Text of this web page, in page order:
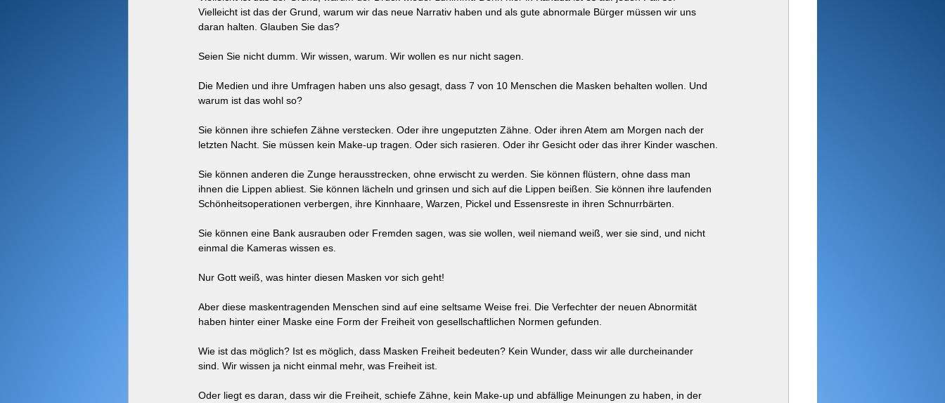
Vielleicht ist das der Grund, warum wir das neue Narrativ haben und als gute abnormale Bürger müssen wir uns
daran halten. Glauben Sie das?
Seien Sie nicht dumm. Wir wissen, warum. Wir wollen es nur nicht sagen.
Die Medien und ihre Umfragen haben uns also gesagt, dass 7 von 10 Menschen die Masken behalten wollen. Und
warum ist das wohl so?
Sie können ihre schiefen Zähne verstecken. Oder ihre ungeputzten Zähne. Oder ihren Atem am Morgen nach der
letzten Nacht. Sie müssen kein Make-up tragen. Oder sich rasieren. Oder ihr Gesicht oder das ihrer Kinder waschen.
Sie können anderen die Zunge herausstrecken, ohne erwischt zu werden. Sie können flüstern, ohne dass man
ihnen die Lippen abliest. Sie können lächeln und grinsen und sich auf die Lippen beißen. Sie können ihre laufenden
Schönheitsoperationen verbergen, ihre Kinnhaare, Warzen, Pickel und Essensreste in ihren Schnurrbärten.
Sie können eine Bank ausrauben oder Fremden sagen, was sie wollen, weil niemand weiß, wer sie sind, und nicht
einmal die Kameras wissen es.
Nur Gott weiß, was hinter diesen Masken vor sich geht!
Aber diese maskentragenden Menschen sind auf eine seltsame Weise frei. Die Verfechter der neuen Abnormität
haben hinter einer Maske eine Form der Freiheit von gesellschaftlichen Normen gefunden.
Wie ist das möglich? Ist es möglich, dass Masken Freiheit bedeuten? Kein Wunder, dass wir alle durcheinander
sind. Wir wissen ja nicht einmal mehr, was Freiheit ist.
Oder liegt es daran, dass wir die Freiheit, schiefe Zähne, kein Make-up und abfällige Meinungen zu haben, in der